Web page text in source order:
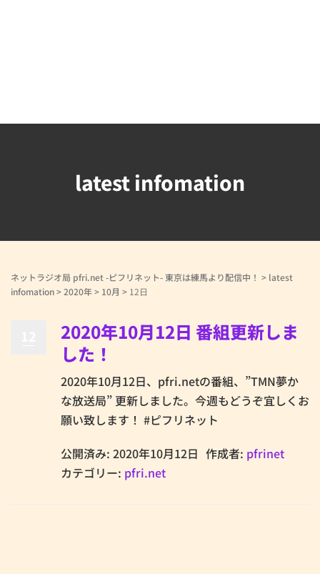
latest infomation
ネットラジオ局 pfri.net -ピフリネット- 東京は練馬より配信中！ > latest
infomation>2020年> 10月 > 12日
2020年10月12日 番組更新しま
した！
2020年10月12日、pfri.netの番組、”TMN夢か
な放送局” 更新しました。今週もどうぞ宜しくお
願い致します！ #ピフリネット
公開済み: 2020年10月12日 作成者: pfrinet
カテゴリー: pfri.net